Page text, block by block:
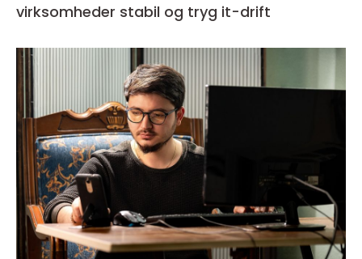
virksomheder stabil og tryg it-drift